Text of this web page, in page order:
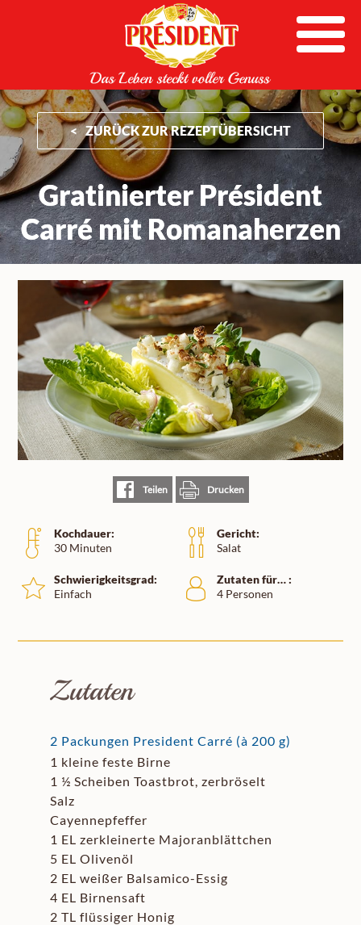
ZURÜCK ZUR REZEPTÜBERSICHT
Gratinierter Président
Carré mit Romanaherzen
Teilen Drucken
Kochdauer:
30 Minuten
Gericht:
Salat
Schwierigkeitsgrad:
Einfach
Zutaten für… :
4 Personen
Zutaten
2 Packungen President Carré (à 200 g)
1 kleine feste Birne
1 ½ Scheiben Toastbrot, zerbröselt
Salz
Cayennepfeffer
1 EL zerkleinerte Majoranblättchen
5 EL Olivenöl
2 EL weißer Balsamico-Essig
4 EL Birnensaft
2 TL flüssiger Honig